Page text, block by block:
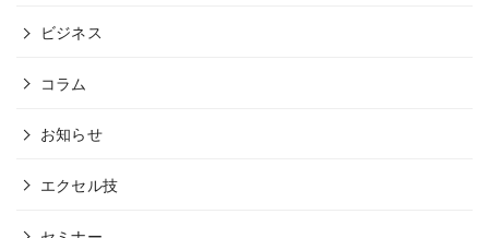
ビジネス
コラム
お知らせ
エクセル技